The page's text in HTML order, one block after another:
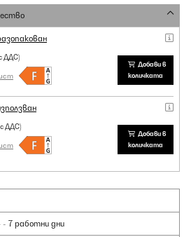
ДДС)
Добави в
количката
ДДС)
Добави в
количката
- 7 работни дни